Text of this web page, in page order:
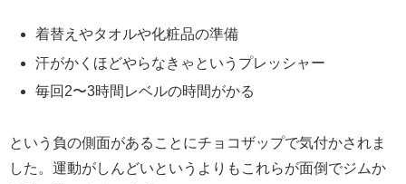
着替えやタオルや化粧品の準備
汗がかくほどやらなきゃというプレッシャー
毎回2〜3時間レベルの時間がかる
という負の側面があることにチョコザップで気付かされま
した。運動がしんどいというよりもこれらが面倒でジムか